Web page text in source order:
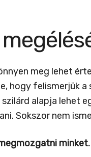
meg lehet
hogy felismerjük
alapja lehet
Sokszor nem